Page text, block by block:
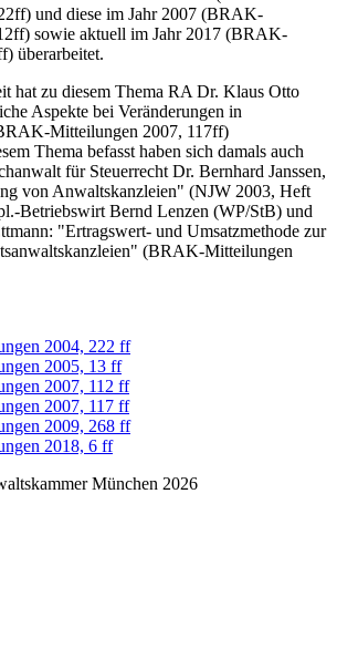
und diese im Jahr 2007 (BRAK-
sowie aktuell im Jahr 2017 (BRAK-
überarbeitet.
hat zu diesem Thema RA Dr. Klaus Otto
Aspekte bei Veränderungen in
Mitteilungen 2007, 117ff)
Thema befasst haben sich damals auch
für Steuerrecht Dr. Bernhard Janssen,
von Anwaltskanzleien" (NJW 2003, Heft
Betriebswirt Bernd Lenzen (WP/StB) und
"Ertragswert- und Umsatzmethode zur
(BRAK-Mitteilungen
2004, 222 ff
2005, 13 ff
2007, 112 ff
2007, 117 ff
2009, 268 ff
2018, 6 ff
München 2026